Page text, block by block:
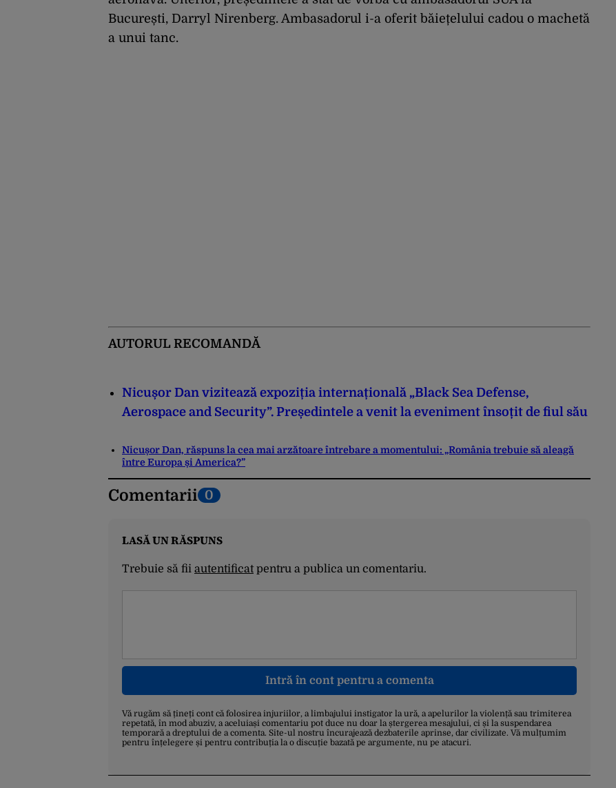
București, Darryl Nirenberg. Ambasadorul i-a oferit băiețelului cadou o machetă
a unui tanc.
AUTORUL RECOMANDĂ
Nicușor Dan vizitează expoziția internațională „Black Sea Defense,
Aerospace and Security”. Președintele a venit la eveniment însoțit de fiul său
Nicușor Dan, răspuns la cea mai arzătoare întrebare a momentului: „România trebuie să aleagă
între Europa și America?”
Comentarii 0
LASĂ UN RĂSPUNS
Trebuie să fii autentificatpentru a publica un comentariu.
Intră în cont pentru a comenta
Vă rugăm să țineți cont că folosirea injuriilor, a limbajului instigator la ură, a apelurilor la violență sau trimiterea
repetată, în mod abuziv, a aceluiași comentariu pot duce nu doar la ștergerea mesajului, ci și la suspendarea
temporară a dreptului de a comenta. Site-ul nostru încurajează dezbaterile aprinse, dar civilizate. Vă mulțumim
pentru înțelegere și pentru contribuția la o discuție bazată pe argumente, nu pe atacuri.